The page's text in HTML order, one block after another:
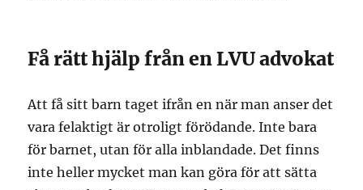
Få rätt hjälp från en LVU advokat
Att få sitt barn taget ifrån en när man anser det
vara felaktigt är otroligt förödande. Inte bara
för barnet, utan för alla inblandade. Det finns
inte heller mycket man kan göra för att sätta